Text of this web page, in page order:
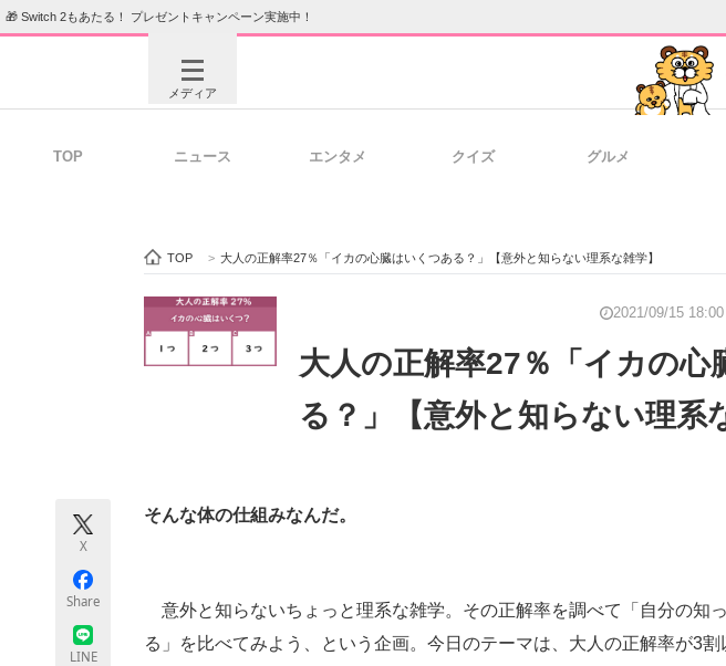
🎁 Switch 2もあたる！ プレゼントキャンペーン実施中！
メディア
ビジネスと働き方のヒント
ITエンジニア向け専門サイト 企業向けIT製品の総合サイト IT製品の
モノづくり技術者専門サイト
ちょっと気になるネットの話題
TOP ニュース エンタメ クイズ グルメ
TOP > 大人の正解率27％「イカの心臓はいくつある？」【意外と知らない理系な雑学】
2021/09/15 18:00
大人の正解率27％「イカの心
る？」【意外と知らない理系
X
Share
LINE
そんな体の仕組みなんだ。
意外と知らないちょっと理系な雑学。その正解率を調べて「自分の知
る」を比べてみよう、という企画。今日のテーマは、大人の正解率が3割